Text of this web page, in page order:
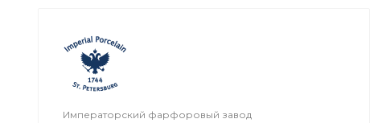
Императорский фарфоровый завод